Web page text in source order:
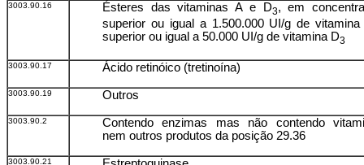
3003.90.16 Ésteres das vitaminas A e D3, em
superior ou igual a 1.500.000 UI/g de
superior ou igual a 50.000 UI/g de vitamina D3
3003.90.17 Ácido retinóico (tretinoína)
3003.90.19 Outros
3003.90.2
Contendo enzimas mas não contendo
nem outros produtos da posição 29.36
3003.90.21